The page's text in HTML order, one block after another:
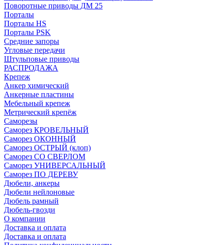
Поворотные приводы ДМ 25
Порталы
Порталы HS
Порталы PSK
Средние запоры
Угловые передачи
Штульповые приводы
РАСПРОДАЖА
Крепеж
Анкер химический
Анкерные пластины
Мебельный крепеж
Метрический крепёж
Саморезы
Саморез КРОВЕЛЬНЫЙ
Саморез ОКОННЫЙ
Саморез ОСТРЫЙ (клоп)
Саморез СО СВЕРЛОМ
Саморез УНИВЕРСАЛЬНЫЙ
Саморез ПО ДЕРЕВУ
Дюбели, анкеры
Дюбели нейлоновые
Дюбель рамный
Дюбель-гвозди
О компании
Доставка и оплата
Доставка и оплата